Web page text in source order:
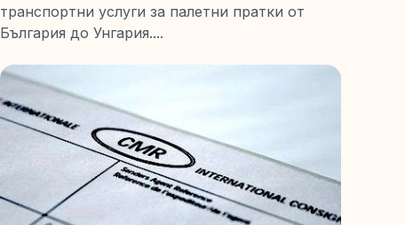
транспортни услуги за палетни пратки от
България до Унгария....